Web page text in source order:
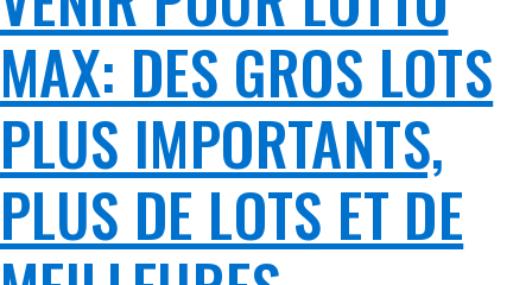
MAX: DES GROS LOTS
PLUS IMPORTANTS,
PLUS DE LOTS ET DE